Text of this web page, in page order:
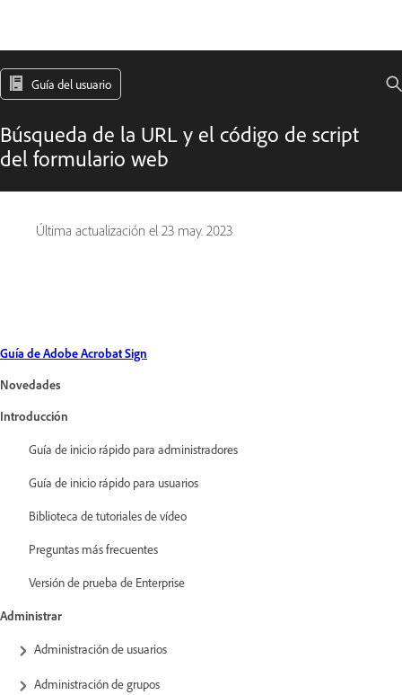
Guía del usuario
Búsqueda de la URL y el código de script
del formulario web
Última actualización el 23 may. 2023
Guía de Adobe Acrobat Sign
Novedades
Introducción
Guía de inicio rápido para administradores
Guía de inicio rápido para usuarios
Biblioteca de tutoriales de vídeo
Preguntas más frecuentes
Versión de prueba de Enterprise
Administrar
Administración de usuarios
Administración de grupos